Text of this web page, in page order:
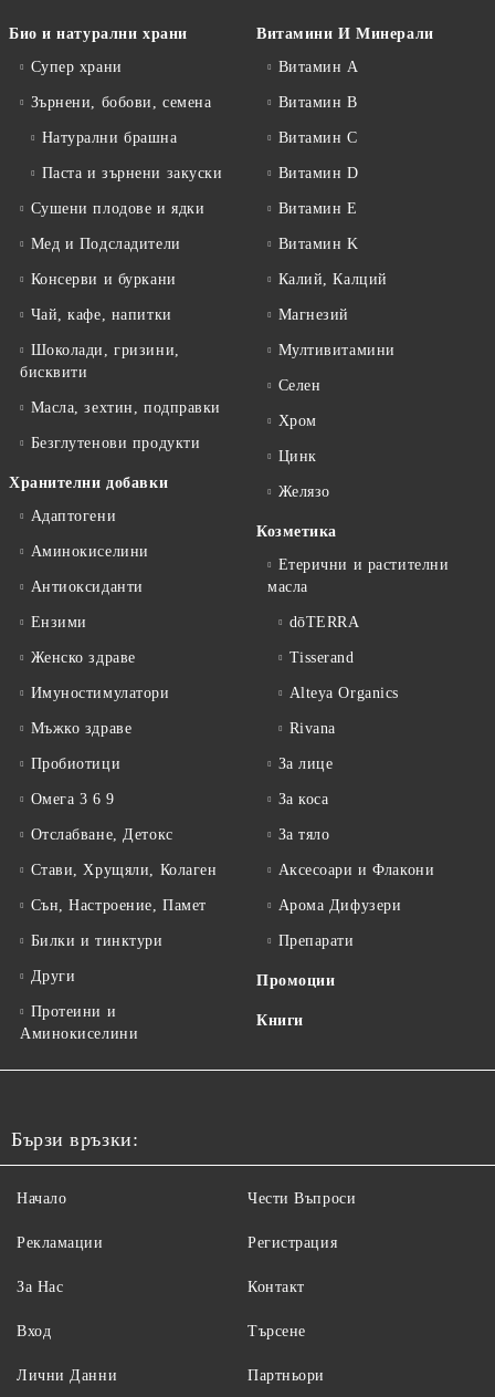
Био и натурални храни
Супер храни
Зърнени, бобови, семена
Натурални брашна
Паста и зърнени закуски
Сушени плодове и ядки
Мед и Подсладители
Консерви и буркани
Чай, кафе, напитки
Шоколади, гризини,
бисквити
Масла, зехтин, подправки
Безглутенови продукти
Хранителни добавки
Адаптогени
Аминокиселини
Антиоксиданти
Ензими
Женско здраве
Имуностимулатори
Мъжко здраве
Пробиотици
Омега 3 6 9
Отслабване, Детокс
Стави, Хрущяли, Колаген
Сън, Настроение, Памет
Билки и тинктури
Други
Протеини и
Аминокиселини
Витамини И Минерали
Витамин А
Витамин B
Витамин C
Витамин D
Витамин E
Витамин K
Калий, Калций
Магнезий
Мултивитамини
Селен
Хром
Цинк
Желязо
Козметика
Етерични и растителни
масла
dōTERRA
Tisserand
Alteya Organics
Rivana
За лице
За коса
За тяло
Аксесоари и Флакони
Арома Дифузери
Препарати
Промоции
Книги
Бързи връзки:
Начало
Рекламации
За Нас
Вход
Чести Въпроси
Регистрация
Контакт
Търсене
Лични Данни Партньори